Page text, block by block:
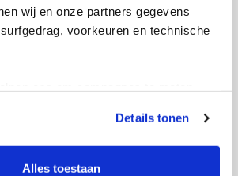
wij en onze partners gegevens
voorkeuren en technische
op elk moment wijzigen of
instellingen onderaan de pagina. De
te vinden in het tabblad “details”.
Details tonen
Alles toestaan
volgen